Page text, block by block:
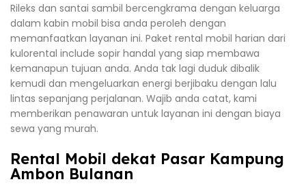
Rileks dan santai sambil bercengkrama dengan keluarga
dalam kabin mobil bisa anda peroleh dengan
memanfaatkan layanan ini. Paket rental mobil harian dari
kulorental include sopir handal yang siap membawa
kemanapun tujuan anda. Anda tak lagi duduk dibalik
kemudi dan mengeluarkan energi berjibaku dengan lalu
lintas sepanjang perjalanan. Wajib anda catat, kami
memberikan penawaran untuk layanan ini dengan biaya
sewa yang murah.
Rental Mobil dekat Pasar Kampung
Ambon Bulanan